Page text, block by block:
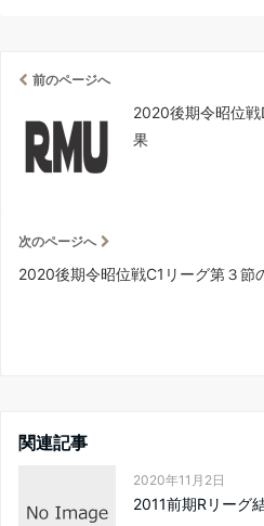
前のページへ
2020後期令昭位
果
次のページへ
2020後期令昭位戦C1リーグ第３節
関連記事
2020年11月2日
2011前期Rリーグ